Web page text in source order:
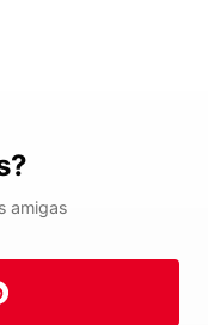
amigas